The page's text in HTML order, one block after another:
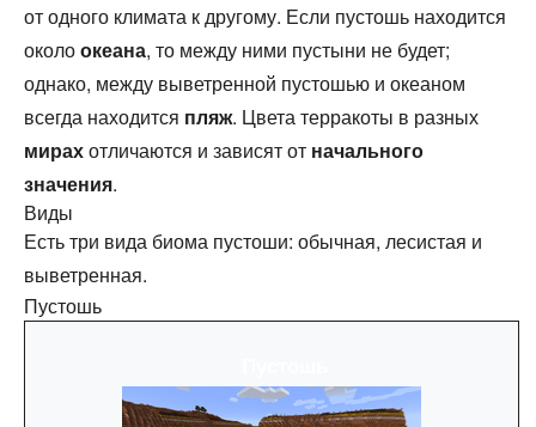
от одного климата к другому. Если пустошь находится
околоокеана, то между ними пустыни не будет;
однако, между выветренной пустошью и океаном
всегда находится пляж. Цвета терракоты в разных
мирахотличаются и зависят от начального
значения.
Виды
Есть три вида биома пустоши: обычная, лесистая и
выветренная.
Пустошь